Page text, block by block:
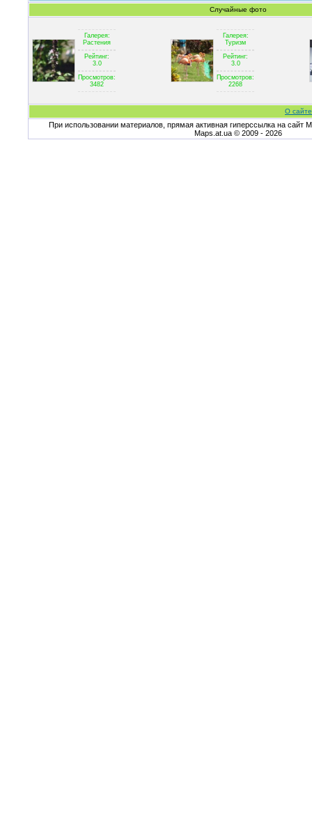
Случайные фото
Галерея:
Растения
Рейтинг:
3.0
Просмотров:
3482
Галерея:
Туризм
Рейтинг:
3.0
Просмотров:
2268
О
При использовании материалов, прямая активная гиперссылка на сайт
Maps.at.ua © 2009 - 2026